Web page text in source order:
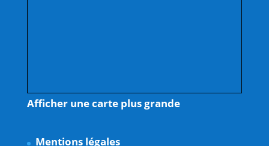
Afficher une carte plus grande
Mentions légales